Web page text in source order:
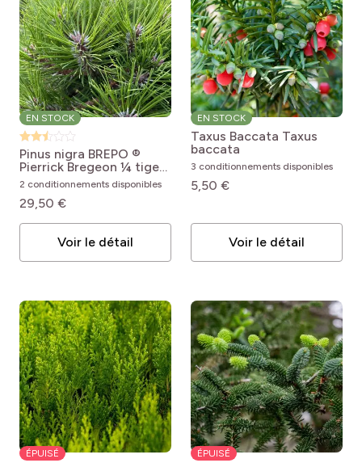
EN STOCK
Pinus nigra BREPO ®
Pierrick Bregeon ¼ tige
Pinus nigra Brégeon®
(Brepo)
2 conditionnements disponibles
29,50 €
Voir le détail
EN STOCK
Taxus Baccata Taxus
baccata
3 conditionnements disponibles
5,50 €
Voir le détail
ÉPUISÉ ÉPUISÉ